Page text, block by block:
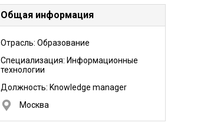
Общая информация
Отрасль: Образование
Специализация: Информационные
технологии
Должность: Knowledge manager
Москва